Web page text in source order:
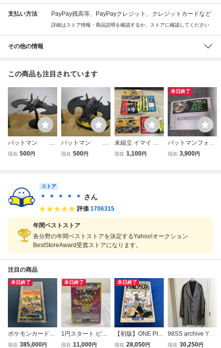
支払い方法 PayPay残高等、PayPayクレジット、クレジットカードなど
詳細はストア情報・商品説明を確認するか、ストアに確認してください
その他の情報
この商品も注目されています
バットマン
バットウィング
現在 500円
バットマン
バットウィング
現在 500円
未組立 イマイ バ
ットマンCAR バ
現在 1,100円
本日終了
バットマンフォー
エヴァー スーパー
現在 3,900円
ストア
＊ ＊ ＊ ＊ ＊ さん
評価 1706315
年間ベストストア
各分野の年間ベストストアを決定するYahoo!オークション
BestStoreAward受賞ストアになります。
注目の商品
本日終了
ポケモンカードe
拡張パック 第3
現在 385,000円
本日終了
1円スタート ピカ
チュウex(234/19
現在 11,000円
本日終了
【初版】ONE PIE
CE 巻一 尾田栄一
現在 28,050円
98SS archive YO
HJI YAMAMOTO P
現在 30,250円